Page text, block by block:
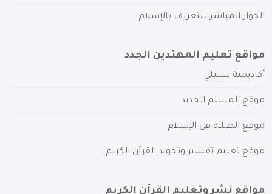
الحوار المباشر للتعريف بالإسلام
مواقع تعليم المهتدين الجدد
أكاديمية سبيلي
موقع المسلم الجديد
موقع الصلاة في الإسلام
موقع تعليم تفسير وتجويد القرآن الكريم
مواقع نشر وتعليم القرآن الكريم